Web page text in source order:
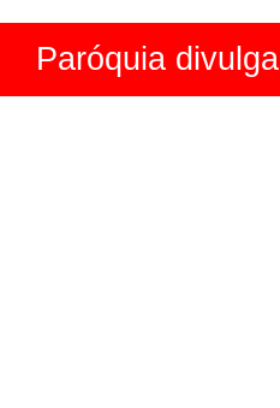
Paróquia